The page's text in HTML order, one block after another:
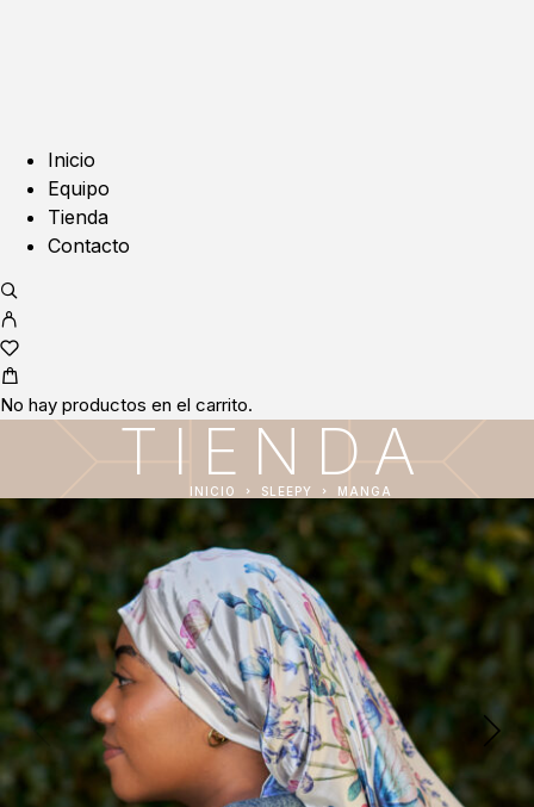
Inicio
Equipo
Tienda
Contacto
No hay productos en el carrito.
TIENDA
INICIO SLEEPY MANGA